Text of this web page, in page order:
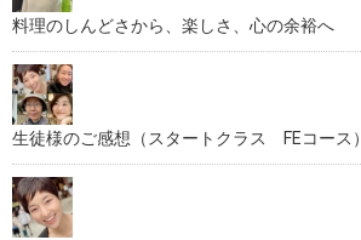
料理のしんどさから、楽しさ、心の余裕へ
生徒様のご感想（スタートクラス FEコース）